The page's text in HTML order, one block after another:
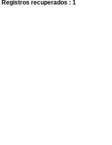
Registros recuperados : 1